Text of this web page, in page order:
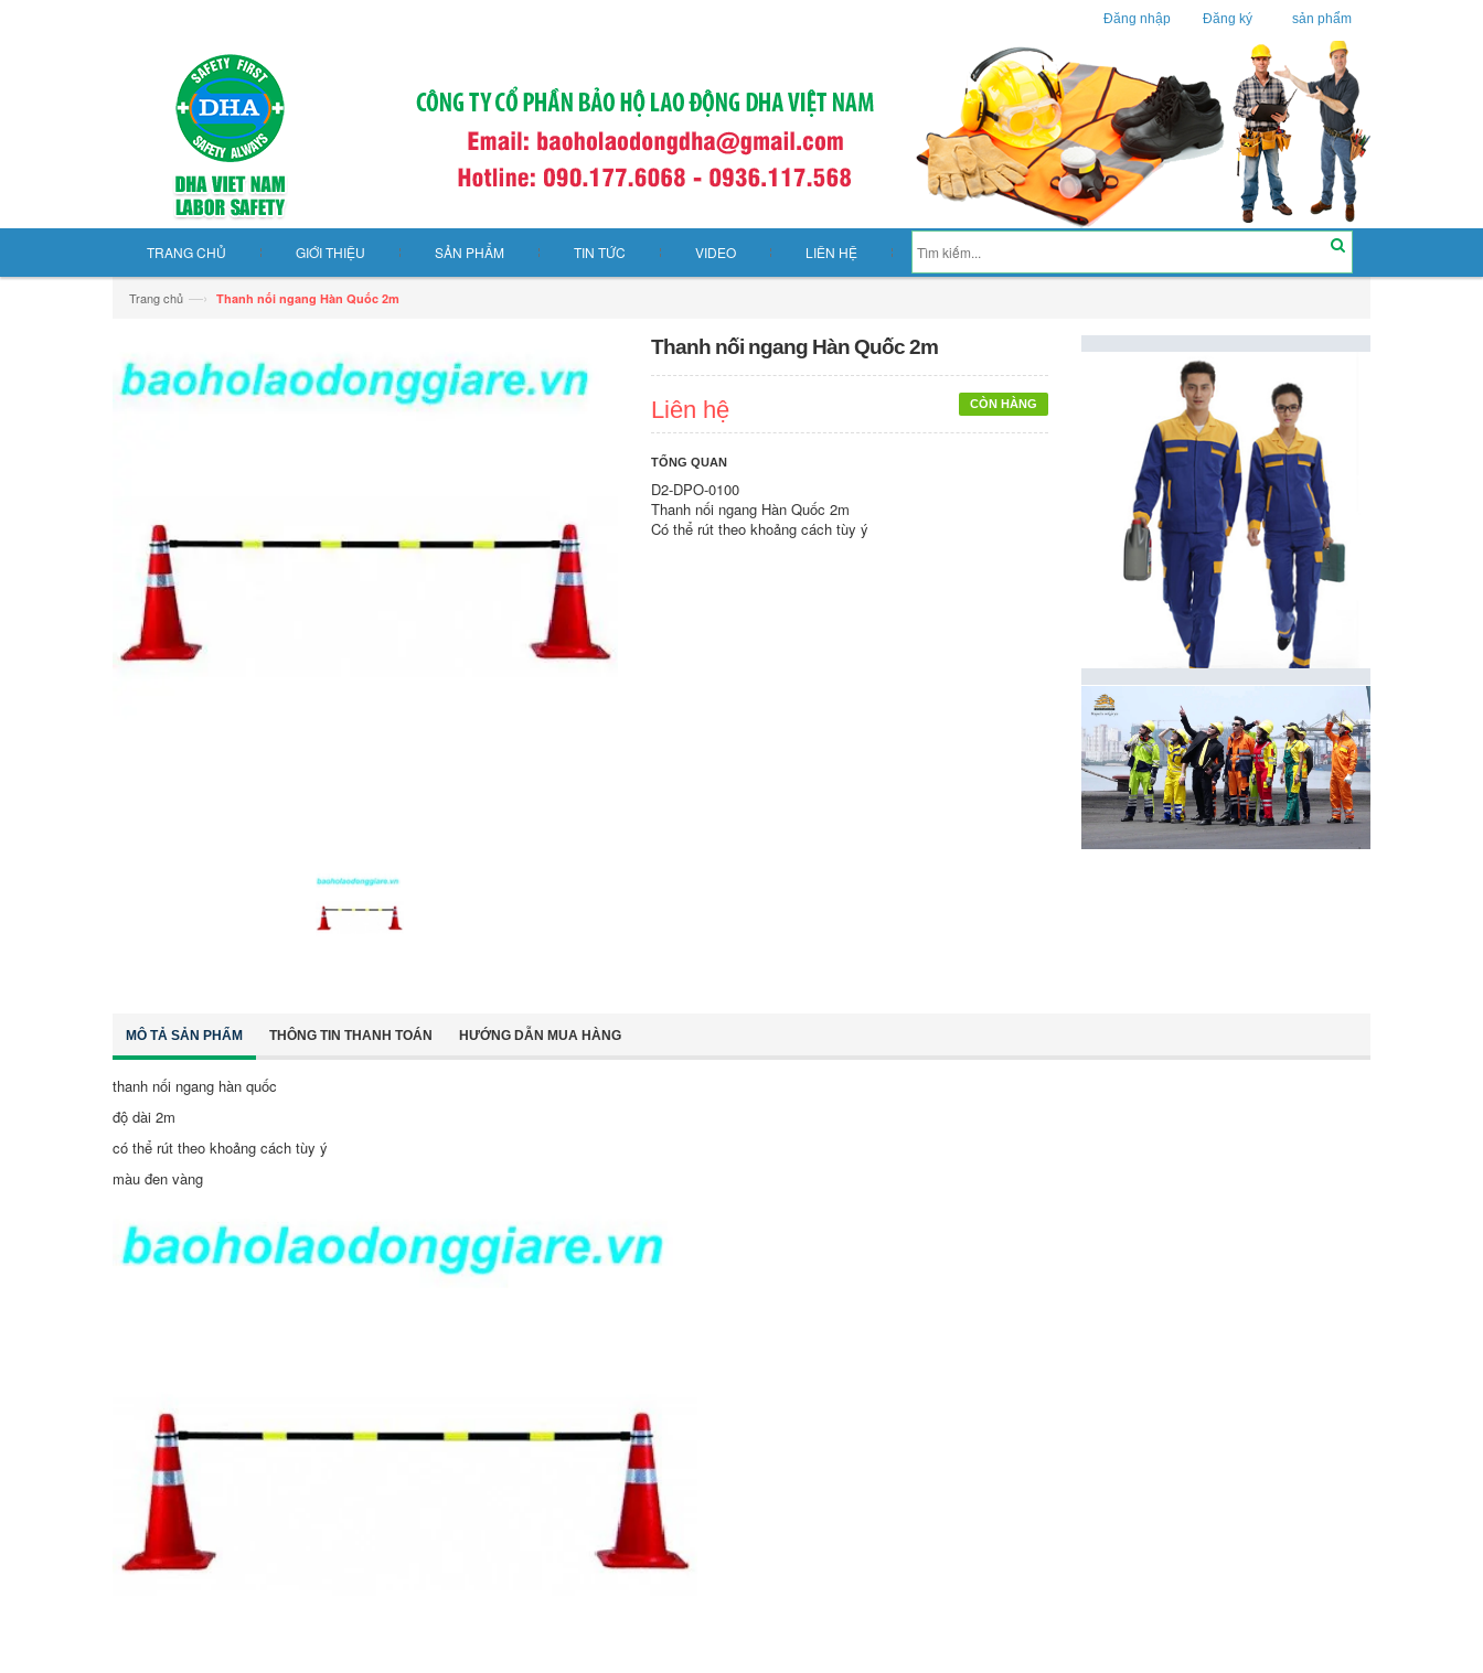
Đăng nhập Đăng ký sản phẩm
TRANG CHỦ GIỚI THIỆU SẢN PHẨM TIN TỨC VIDEO LIÊN HỆ
Trang chủ —› Thanh nối ngang Hàn Quốc 2m
Thanh nối ngang Hàn Quốc 2m
CÒN HÀNG
Liên hệ
TỔNG QUAN
D2-DPO-0100
Thanh nối ngang Hàn Quốc 2m
Có thể rút theo khoảng cách tùy ý
MÔ TẢ SẢN PHẨM THÔNG TIN THANH TOÁN HƯỚNG DẪN MUA HÀNG
thanh nối ngang hàn quốc
độ dài 2m
có thể rút theo khoảng cách tùy ý
màu đen vàng